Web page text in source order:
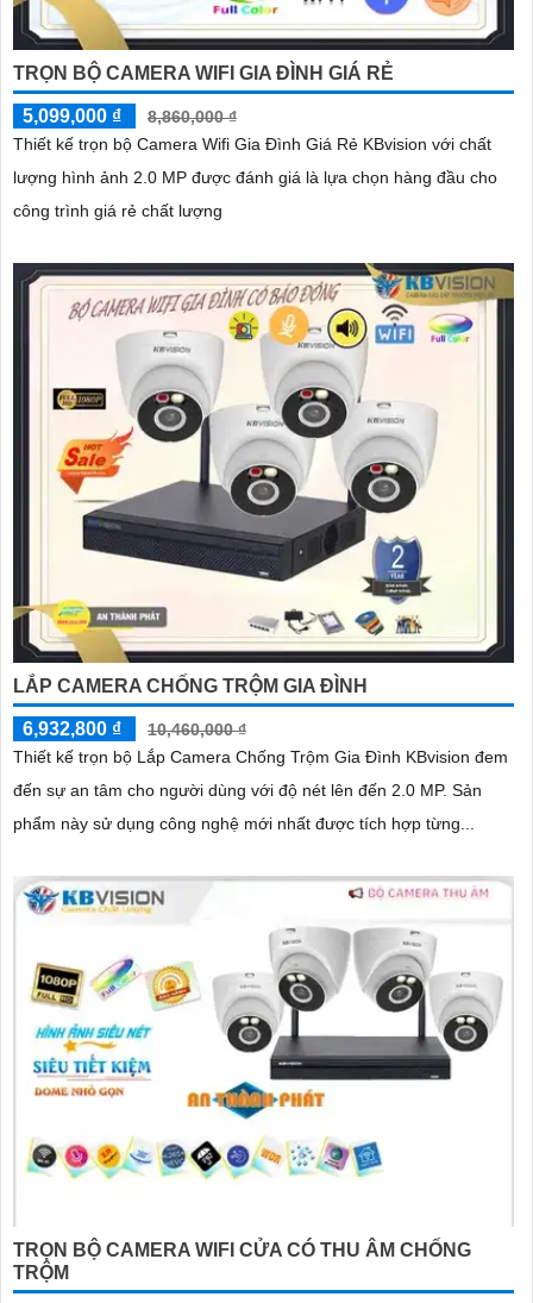
TRỌN BỘ CAMERA WIFI GIA ĐÌNH GIÁ RẺ
5,099,000 ₫
8,860,000 ₫
Thiết kế trọn bộ Camera Wifi Gia Đình Giá Rẻ KBvision với chất
lượng hình ảnh 2.0 MP được đánh giá là lựa chọn hàng đầu cho
công trình giá rẻ chất lượng
LẮP CAMERA CHỐNG TRỘM GIA ĐÌNH
6,932,800 ₫
10,460,000 ₫
Thiết kế trọn bộ Lắp Camera Chống Trộm Gia Đình KBvision đem
đến sự an tâm cho người dùng với độ nét lên đến 2.0 MP. Sản
phẩm này sử dụng công nghệ mới nhất được tích hợp từng...
TRỌN BỘ CAMERA WIFI CỬA CÓ THU ÂM CHỐNG
TRỘM